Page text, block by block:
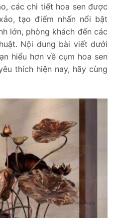
các chi tiết hoa sen được
tạo điểm nhấn nổi bật
lớn, phòng khách đến các
Nội dung bài viết dưới
hiểu hơn về cụm hoa sen
thích hiện nay, hãy cùng